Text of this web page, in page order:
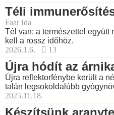
Téli
Faar Ida
Tél van: a természettel
kell a rossz időhöz.
2026.1.6.
13
Újra hódít az
Újra reflektorfénybe került a
talán legsokoldalúbb
2025.11.18.